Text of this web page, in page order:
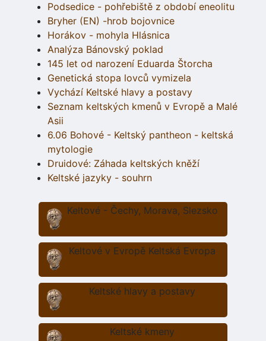
Podsedice - pohřebiště z období eneolitu
Bryher (EN) -hrob bojovnice
Horákov - mohyla Hlásnica
Analýza Bánovský poklad
145 let od narození Eduarda Štorcha
Genetická stopa lovců vymizela
Vychází Keltské hlavy a postavy
Seznam keltských kmenů v Evropě a Malé
Asii
6.06 Bohové - Keltský pantheon - keltská
mytologie
Druidové: Záhada keltských kněží
Keltské jazyky - souhrn
Keltové - Čechy, Morava, Slezsko
Keltové v Evropě Keltská Evropa
Keltské hlavy a postavy
Keltské kmeny